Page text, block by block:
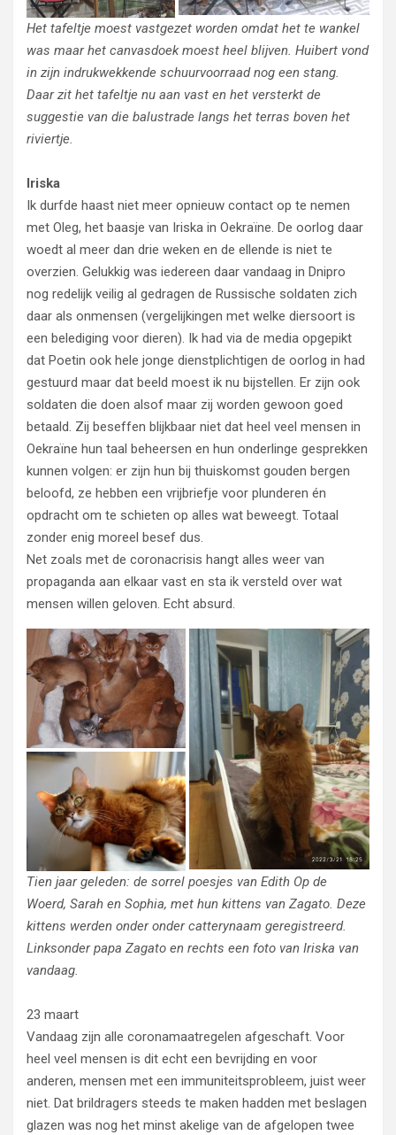
Het tafeltje moest vastgezet worden omdat het te wankel
was maar het canvasdoek moest heel blijven. Huibert vond
in zijn indrukwekkende schuurvoorraad nog een stang.
Daar zit het tafeltje nu aan vast en het versterkt de
suggestie van die balustrade langs het terras boven het
riviertje.
Iriska
Ik durfde haast niet meer opnieuw contact op te nemen
met Oleg, het baasje van Iriska in Oekraïne. De oorlog daar
woedt al meer dan drie weken en de ellende is niet te
overzien. Gelukkig was iedereen daar vandaag in Dnipro
nog redelijk veilig al gedragen de Russische soldaten zich
daar als onmensen (vergelijkingen met welke diersoort is
een belediging voor dieren). Ik had via de media opgepikt
dat Poetin ook hele jonge dienstplichtigen de oorlog in had
gestuurd maar dat beeld moest ik nu bijstellen. Er zijn ook
soldaten die doen alsof maar zij worden gewoon goed
betaald. Zij beseffen blijkbaar niet dat heel veel mensen in
Oekraïne hun taal beheersen en hun onderlinge gesprekken
kunnen volgen: er zijn hun bij thuiskomst gouden bergen
beloofd, ze hebben een vrijbriefje voor plunderen én
opdracht om te schieten op alles wat beweegt. Totaal
zonder enig moreel besef dus.
Net zoals met de coronacrisis hangt alles weer van
propaganda aan elkaar vast en sta ik versteld over wat
mensen willen geloven. Echt absurd.
Tien jaar geleden: de sorrel poesjes van Edith Op de
Woerd, Sarah en Sophia, met hun kittens van Zagato. Deze
kittens werden onder onder catterynaam geregistreerd.
Linksonder papa Zagato en rechts een foto van Iriska van
vandaag.
23 maart
Vandaag zijn alle coronamaatregelen afgeschaft. Voor
heel veel mensen is dit echt een bevrijding en voor
anderen, mensen met een immuniteitsprobleem, juist weer
niet. Dat brildragers steeds te maken hadden met beslagen
glazen was nog het minst akelige van de afgelopen twee